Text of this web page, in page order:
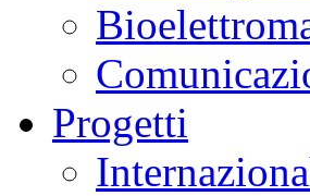
Progetti